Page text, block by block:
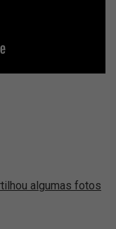
algumas fotos